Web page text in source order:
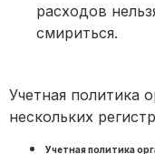
расходов
смириться.
Учетная политика
нескольких
Учетная политика